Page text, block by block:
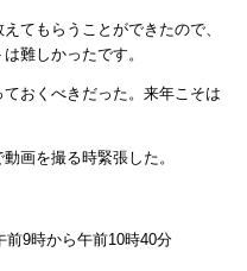
てもらうことができたので、
難しかったです。
おくべきだった。来年こそは
画を撮る時緊張した。
9時から午前10時40分